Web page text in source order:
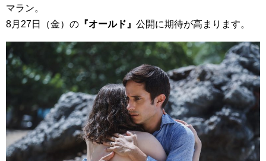
マラン。
8月27日（金）の 『オールド』 公開に期待が高まります。